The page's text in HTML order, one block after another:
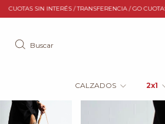
/ GO CUOTAS 2X1 WINTER SALE
Buscar
CALZADOS 2x1